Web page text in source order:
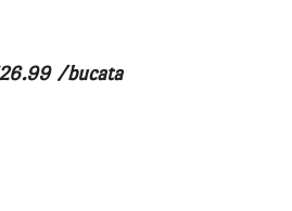
/bucata